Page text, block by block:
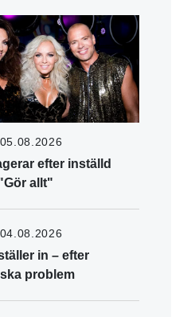
efter inställd
allt"
in – efter
problem